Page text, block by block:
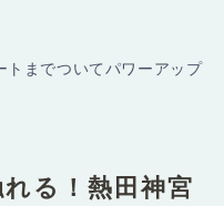
トまでついてパワーアップ
る！熱田神宮